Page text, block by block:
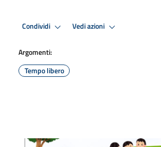
Condividi Vedi azioni
Argomenti:
Tempo libero